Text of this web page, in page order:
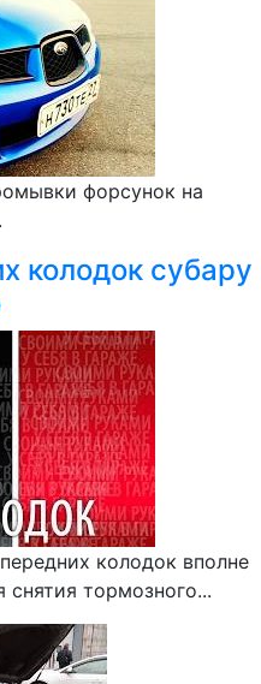
форсунок на
колодок субару
колодок вполне
тормозного...